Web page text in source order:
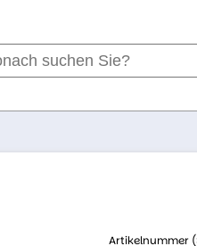
Artikelnummer